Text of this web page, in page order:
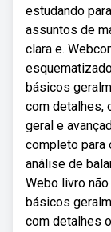
estudando
assuntos de
clara e.
básicos
com detalhes,
geral e
completo para
análise de
Webo livro
básicos
com detalhes